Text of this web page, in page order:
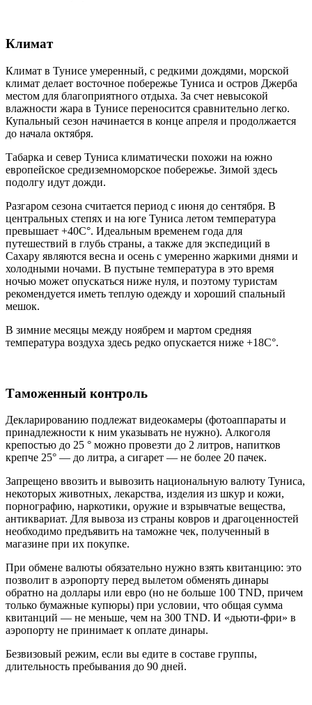
Климат
Климат в Тунисе умеренный, с редкими дождями, морской
климат делает восточное побережье Туниса и остров Джерба
местом для благоприятного отдыха. За счет невысокой
влажности жара в Тунисе переносится сравнительно легко.
Купальный сезон начинается в конце апреля и продолжается
до начала октября.
Табарка и север Туниса климатически похожи на южно
европейское средиземноморское побережье. Зимой здесь
подолгу идут дожди.
Разгаром сезона считается период с июня до сентября. В
центральных степях и на юге Туниса летом температура
превышает +40С°. Идеальным временем года для
путешествий в глубь страны, а также для экспедиций в
Сахару являются весна и осень с умеренно жаркими днями и
холодными ночами. В пустыне температура в это время
ночью может опускаться ниже нуля, и поэтому туристам
рекомендуется иметь теплую одежду и хороший спальный
мешок.
В зимние месяцы между ноябрем и мартом средняя
температура воздуха здесь редко опускается ниже +18С°.
Таможенный контроль
Декларированию подлежат видеокамеры (фотоаппараты и
принадлежности к ним указывать не нужно). Алкоголя
крепостью до 25 ° можно провезти до 2 литров, напитков
крепче 25° — до литра, а сигарет — не более 20 пачек.
Запрещено ввозить и вывозить национальную валюту Туниса,
некоторых животных, лекарства, изделия из шкур и кожи,
порнографию, наркотики, оружие и взрывчатые вещества,
антиквариат. Для вывоза из страны ковров и драгоценностей
необходимо предъявить на таможне чек, полученный в
магазине при их покупке.
При обмене валюты обязательно нужно взять квитанцию: это
позволит в аэропорту перед вылетом обменять динары
обратно на доллары или евро (но не больше 100 TND, причем
только бумажные купюры) при условии, что общая сумма
квитанций — не меньше, чем на 300 TND. И «дьюти-фри» в
аэропорту не принимает к оплате динары.
Безвизовый режим, если вы едите в составе группы,
длительность пребывания до 90 дней.